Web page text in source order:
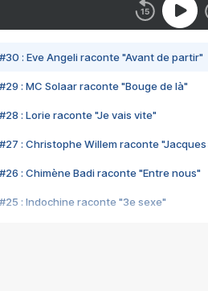
#30 : Eve Angeli raconte "Avant de partir"
#29 : MC Solaar raconte "Bouge de là"
#28 : Lorie raconte "Je vais vite"
#27 : Christophe Willem raconte
#26 : Chimène Badi raconte "Entre nous"
#25 : Indochine raconte "3e sexe"